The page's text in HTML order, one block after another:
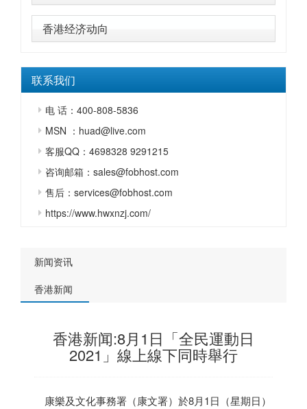
香港经济动向
联系我们
电 话：400-808-5836
MSN ：huad@live.com
客服QQ：4698328 9291215
咨询邮箱：sales@fobhost.com
售后：services@fobhost.com
https://www.hwxnzj.com/
新闻资讯
香港新闻
香港新闻:8月1日「全民運動日
2021」線上線下同時舉行
康樂及文化事務署（康文署）於8月1日（星期日）